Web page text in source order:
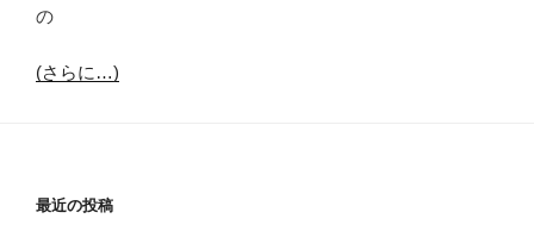
の
(さらに…)
最近の投稿